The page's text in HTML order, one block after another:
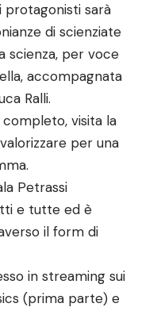
sarà
di scienziate
scienza, per voce
accompagnata
Ralli.
visita la
per una
Petrassi
e tutte ed è
il form di
in streaming sui
(prima parte) e